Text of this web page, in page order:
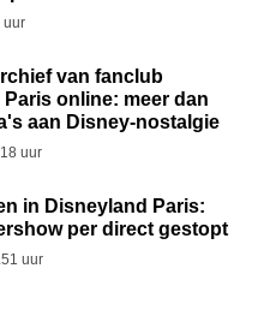
uur
van fanclub
Paris online: meer dan
aan Disney-nostalgie
uur
in Disneyland Paris:
per direct gestopt
uur